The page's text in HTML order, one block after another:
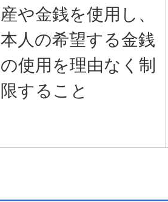
産や金銭を使用し、
本人の希望する金銭
の使用を理由なく制
限すること